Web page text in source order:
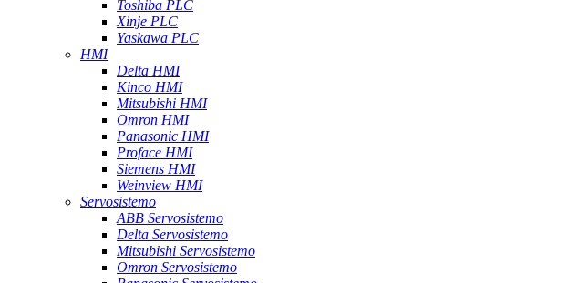
Toshiba PLC
Xinje PLC
Yaskawa PLC
HMI
Delta HMI
Kinco HMI
Mitsubishi HMI
Omron HMI
Panasonic HMI
Proface HMI
Siemens HMI
Weinview HMI
Servosistemo
ABB Servosistemo
Delta Servosistemo
Mitsubishi Servosistemo
Omron Servosistemo